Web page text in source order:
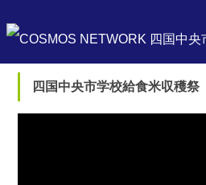
四国中央市学校給食米収穫祭